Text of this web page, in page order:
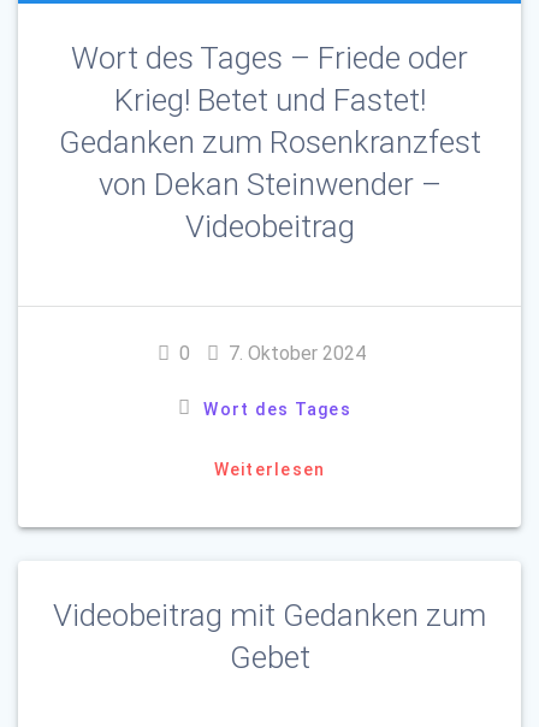
Wort des Tages – Friede oder
Krieg! Betet und Fastet!
Gedanken zum Rosenkranzfest
von Dekan Steinwender –
Videobeitrag
0 7. Oktober 2024
Wort des Tages
Weiterlesen
Videobeitrag mit Gedanken zum
Gebet